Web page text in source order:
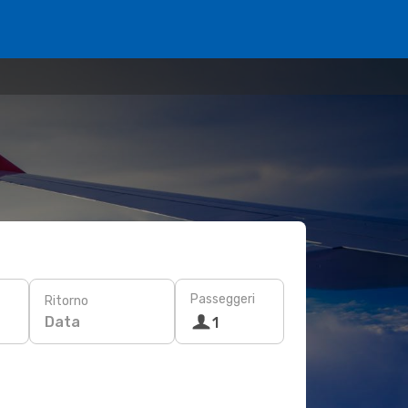
Ritorno
Data
Passeggeri
1